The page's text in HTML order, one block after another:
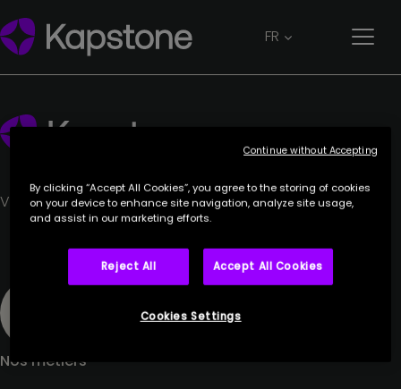
FR
30 mai 2023
Votre partenaire de confiance.
Nos métiers
By clicking “Accept All Cookies”, you agree to the storing of cookies
on your device to enhance site navigation, analyze site usage,
and assist in our marketing efforts.
Reject All Accept All Cookies
Cookies Settings
Continue without Accepting